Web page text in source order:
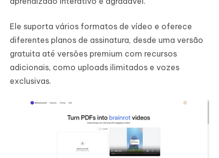
Ele suporta vários formatos de vídeo e oferece
diferentes planos de assinatura, desde uma versão
gratuita até versões premium com recursos
adicionais, como uploads ilimitados e vozes
exclusivas.